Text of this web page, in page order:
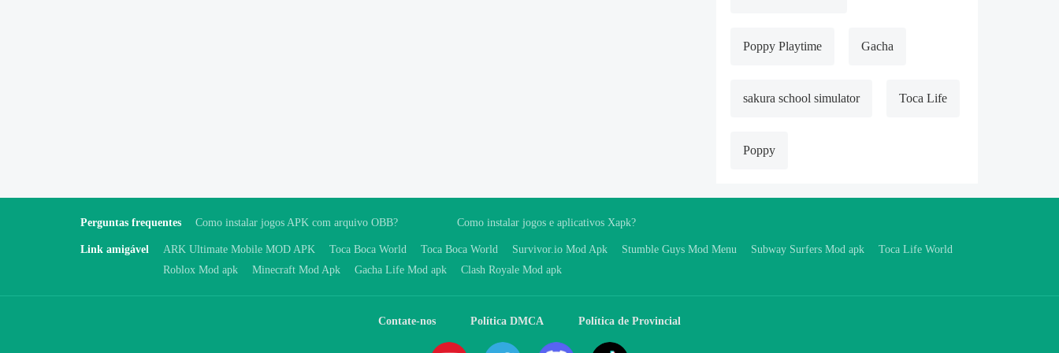
Poppy Playtime Gacha
sakura school simulator Toca Life
Poppy
Perguntas frequentes Como instalar jogos APK com arquivo OBB? Como instalar jogos e aplicativos Xapk?
Link amigável ARK Ultimate Mobile MOD APK Toca Boca World Toca Boca World Survivor.io Mod Apk Stumble Guys Mod Menu Subway Surfers Mod apk
Toca Life World
Roblox Mod apk
Minecraft Mod Apk Gacha Life Mod apk Clash Royale Mod apk
Contate-nos Política DMCA Política de Provincial